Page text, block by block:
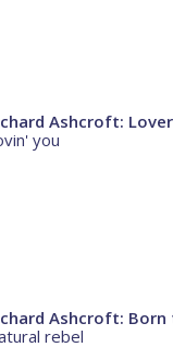
Ashcroft: Lover
you
Ashcroft:
rebel